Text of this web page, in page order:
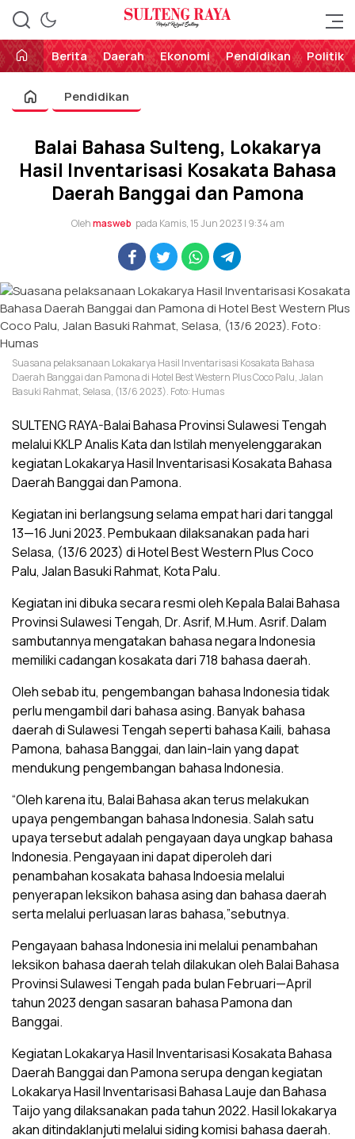
Sulteng Raya
Perekat Rakyat Sulteng
Berita
Daerah Ekonomi Pendidikan Politik
Pendidikan
Balai Bahasa Sulteng, Lokakarya
Hasil Inventarisasi Kosakata Bahasa
Daerah Banggai dan Pamona
Olehmasweb pada Kamis, 15 Jun 2023 | 9:34 am
Suasana pelaksanaan Lokakarya Hasil Inventarisasi Kosakata Bahasa
Daerah Banggai dan Pamona di Hotel Best Western Plus Coco Palu, Jalan
Basuki Rahmat, Selasa, (13/6 2023). Foto: Humas
SULTENG RAYA-Balai Bahasa Provinsi Sulawesi Tengah
melalui KKLP Analis Kata dan Istilah menyelenggarakan
kegiatan Lokakarya Hasil Inventarisasi Kosakata Bahasa
Daerah Banggai dan Pamona.
Kegiatan ini berlangsung selama empat hari dari tanggal
13—16 Juni 2023. Pembukaan dilaksanakan pada hari
Selasa, (13/6 2023) di Hotel Best Western Plus Coco
Palu, Jalan Basuki Rahmat, Kota Palu.
Kegiatan ini dibuka secara resmi oleh Kepala Balai Bahasa
Provinsi Sulawesi Tengah, Dr. Asrif, M.Hum. Asrif. Dalam
sambutannya mengatakan bahasa negara Indonesia
memiliki cadangan kosakata dari 718 bahasa daerah.
Oleh sebab itu, pengembangan bahasa Indonesia tidak
perlu mengambil dari bahasa asing. Banyak bahasa
daerah di Sulawesi Tengah seperti bahasa Kaili, bahasa
Pamona, bahasa Banggai, dan lain-lain yang dapat
mendukung pengembangan bahasa Indonesia.
“Oleh karena itu, Balai Bahasa akan terus melakukan
upaya pengembangan bahasa Indonesia. Salah satu
upaya tersebut adalah pengayaan daya ungkap bahasa
Indonesia. Pengayaan ini dapat diperoleh dari
penambahan kosakata bahasa Indoesia melalui
penyerapan leksikon bahasa asing dan bahasa daerah
serta melalui perluasan laras bahasa,”sebutnya.
Pengayaan bahasa Indonesia ini melalui penambahan
leksikon bahasa daerah telah dilakukan oleh Balai Bahasa
Provinsi Sulawesi Tengah pada bulan Februari—April
tahun 2023 dengan sasaran bahasa Pamona dan
Banggai.
Kegiatan Lokakarya Hasil Inventarisasi Kosakata Bahasa
Daerah Banggai dan Pamona serupa dengan kegiatan
Lokakarya Hasil Inventarisasi Bahasa Lauje dan Bahasa
Taijo yang dilaksanakan pada tahun 2022. Hasil lokakarya
akan ditindaklanjuti melalui siding komisi bahasa daerah.